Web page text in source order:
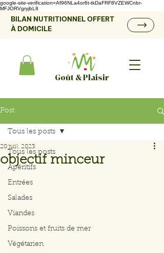
google-site-verification=Af96NLa4or6t-tkDaFRF8VZEWCnbr-
MFJORVgryjbL8
BILAN NUTRITIONNEL OFFERT
À DOMICILE
Goût & Plaisir
Post
Tous les posts
Apéritifs
Entrées
Salades
Viandes
Poissons et fruits de mer
Végétarien
Tous les posts
objectif minceur
20 juil. 2023